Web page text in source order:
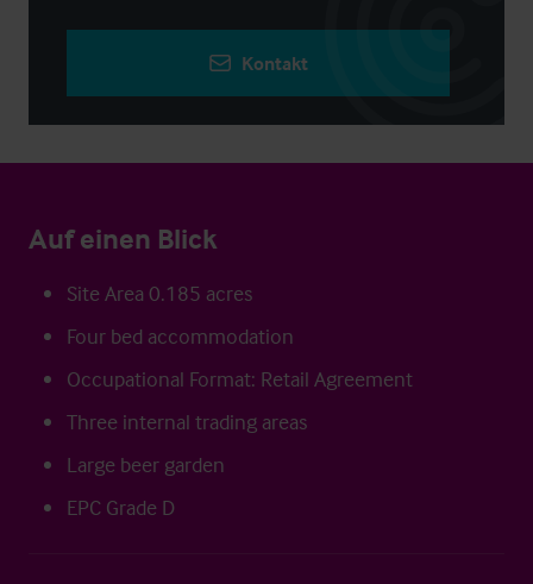
Kontakt
Auf einen Blick
Site Area 0.185 acres
Four bed accommodation
Occupational Format: Retail Agreement
Three internal trading areas
Large beer garden
EPC Grade D